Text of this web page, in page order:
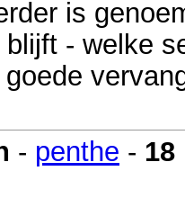
is
- welke
- penthe - 18